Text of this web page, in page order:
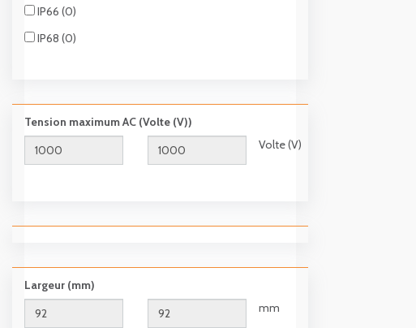
IP66 (0)
IP68 (0)
Tension maximum AC (Volte (V))
Volte (V)
Largeur (mm)
mm